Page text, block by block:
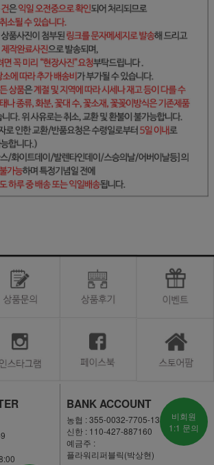
BANK ACCOUNT
농협 : 355-0032-7705-13
신한 : 110-427-887160
예금주 :
플라워리퍼블릭(박상현)
비회원
1:1 문의